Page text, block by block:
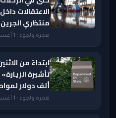
الاعتقالات
منتظري
هجرة ولجوء · 1 أغسطس 2026 — 12:51 PM
ابتداءً من
ألف دولار لمواطني
هجرة ولجوء · 1 أغسطس 2026 — 9:23 AM